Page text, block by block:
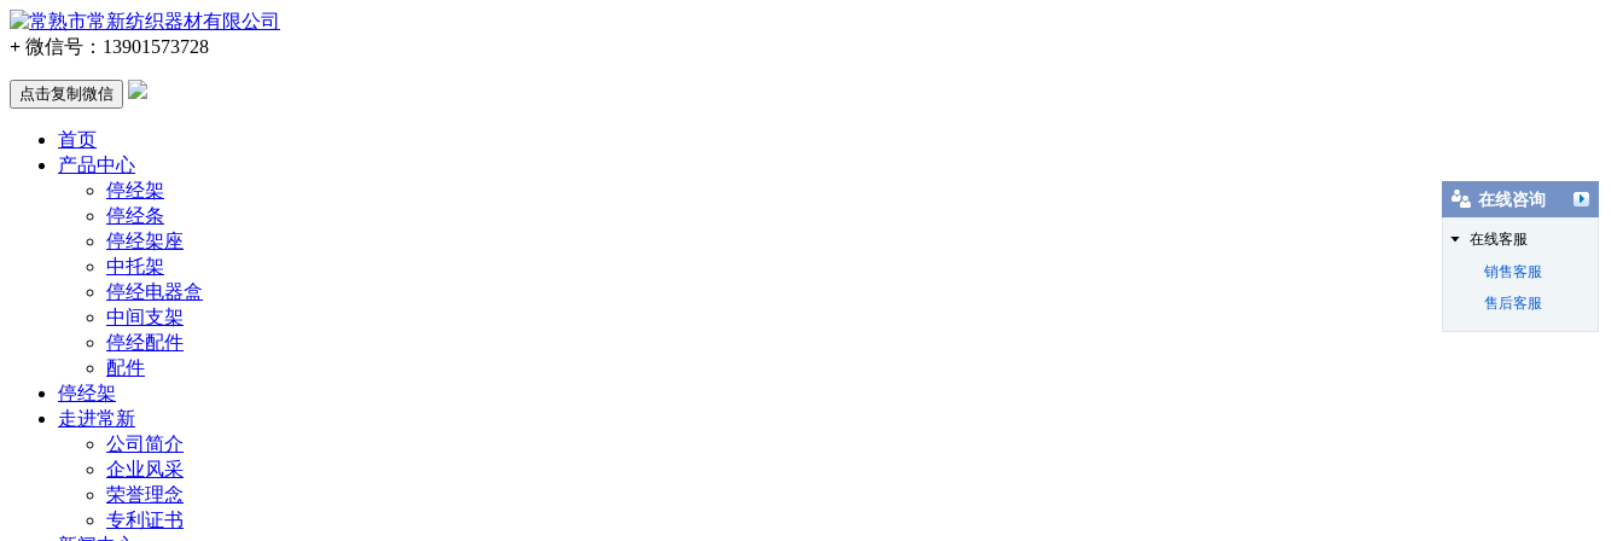
+ 微信号： 13901573728
点击复制微信
首页
产品中心
停经架
停经条
停经架座
中托架
停经电器盒
中间支架
停经配件
配件
停经架
走进常新
公司简介
企业风采
荣誉理念
专利证书
在线咨询
在线客服
销售客服
售后客服